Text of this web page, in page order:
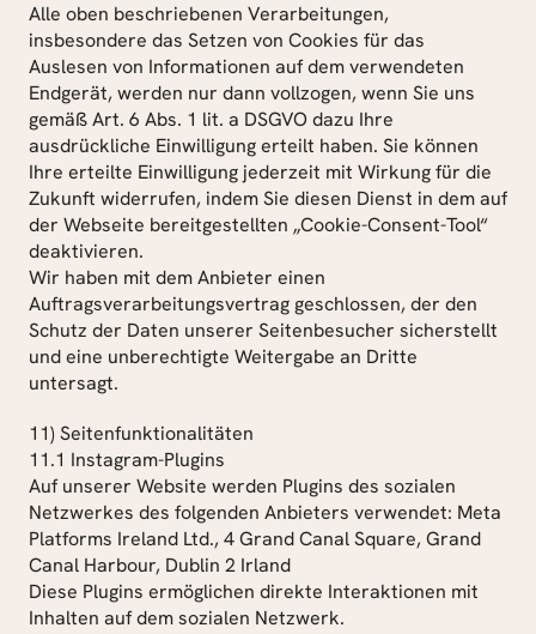
Alle oben beschriebenen Verarbeitungen,
insbesondere das Setzen von Cookies für das
Auslesen von Informationen auf dem verwendeten
Endgerät, werden nur dann vollzogen, wenn Sie uns
gemäß Art. 6 Abs. 1 lit. a DSGVO dazu Ihre
ausdrückliche Einwilligung erteilt haben. Sie können
Ihre erteilte Einwilligung jederzeit mit Wirkung für die
Zukunft widerrufen, indem Sie diesen Dienst in dem auf
der Webseite bereitgestellten „Cookie-Consent-Tool“
deaktivieren.
Wir haben mit dem Anbieter einen
Auftragsverarbeitungsvertrag geschlossen, der den
Schutz der Daten unserer Seitenbesucher sicherstellt
und eine unberechtigte Weitergabe an Dritte
untersagt.
11) Seitenfunktionalitäten
11.1 Instagram-Plugins
Auf unserer Website werden Plugins des sozialen
Netzwerkes des folgenden Anbieters verwendet: Meta
Platforms Ireland Ltd., 4 Grand Canal Square, Grand
Canal Harbour, Dublin 2 Irland
Diese Plugins ermöglichen direkte Interaktionen mit
Inhalten auf dem sozialen Netzwerk.